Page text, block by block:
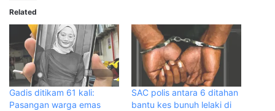
Related
Gadis ditikam 61 kali:
Pasangan warga emas
SAC polis antara 6 ditahan
bantu kes bunuh lelaki di